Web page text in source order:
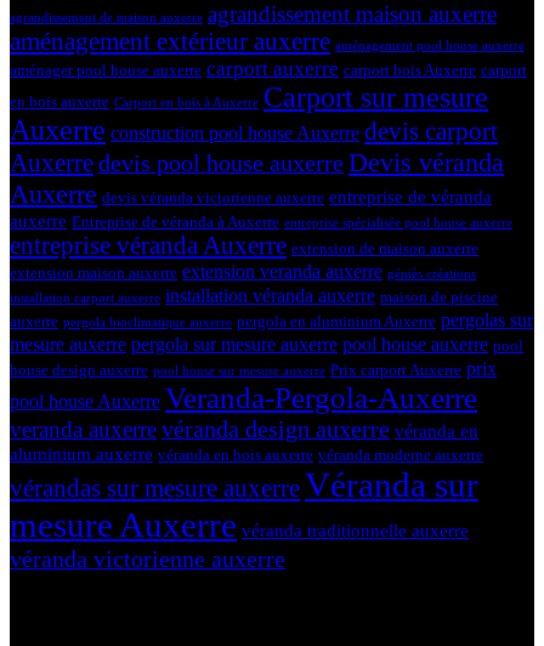
agrandissement de maison auxerre agrandissement maison auxerre
aménagement extérieur auxerre aménagement pool house auxerre
aménager pool house auxerre carport auxerre carport bois Auxerre carport
en bois auxerre Carport en bois à Auxerre Carport sur mesure
Auxerre construction pool house Auxerre devis carport
Auxerredevis pool house auxerreDevis véranda
Auxerre devis véranda victorienne auxerre entreprise de véranda
auxerre Entreprise de véranda à Auxerre entreprise spécialisée pool house auxerre
entreprise véranda Auxerre extension de maison auxerre
extension maison auxerre extension veranda auxerre géniès créations
installation carport auxerre installation véranda auxerre maison de piscine
auxerre pergola bioclimatique auxerre pergola en aluminium Auxerre pergolas sur
mesure auxerre pergola sur mesure auxerre pool house auxerre pool
house design auxerre pool house sur mesure auxerre Prix carport Auxerre prix
pool house Auxerre Veranda-Pergola-Auxerre
veranda auxerrevéranda design auxerre véranda en
aluminium auxerre véranda en bois auxerre véranda moderne auxerre
vérandas sur mesure auxerreVéranda sur
mesure Auxerre véranda traditionnelle auxerre
véranda victorienne auxerre